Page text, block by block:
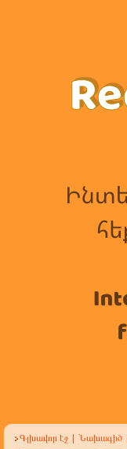
Գլխավոր էջ Նախագիծ